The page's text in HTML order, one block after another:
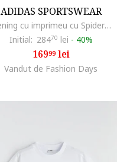
ADIDAS SPORTSWEAR
Trening cu imprimeu cu Spider Man, Rosu/Alb/Negru
Initial: 28470 lei - 40%
16999lei
Vandut de Fashion Days